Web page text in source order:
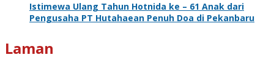
Istimewa Ulang Tahun Hotnida ke – 61 Anak dari
Pengusaha PT Hutahaean Penuh Doa di Pekanbaru
Laman